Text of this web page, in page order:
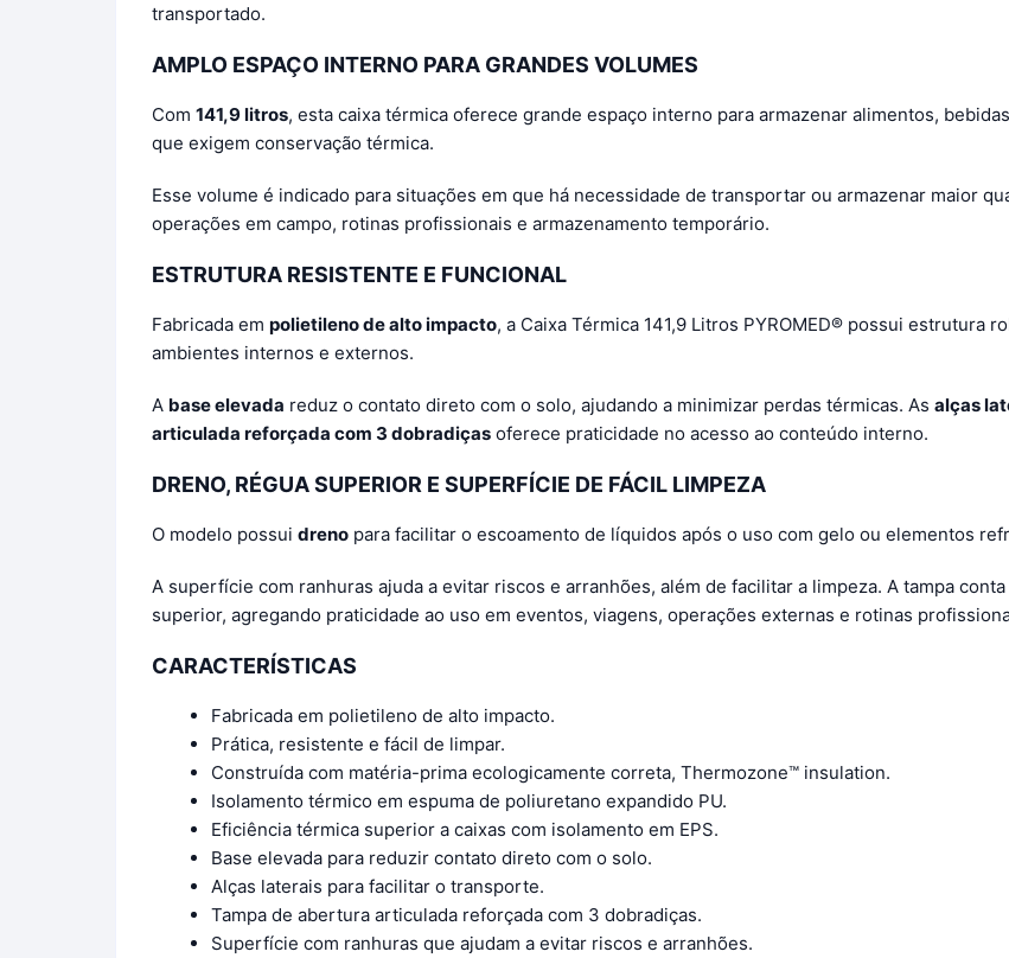
transportado.
AMPLO ESPAÇO INTERNO PARA GRANDES VOLUMES
Com 141,9 litros, esta caixa térmica oferece grande espaço interno para armazenar alimentos,
que exigem conservação térmica.
Esse volume é indicado para situações em que há necessidade de transportar ou armazenar maior
operações em campo, rotinas profissionais e armazenamento temporário.
ESTRUTURA RESISTENTE E FUNCIONAL
Fabricada em polietileno de alto impacto, a Caixa Térmica 141,9 Litros PYROMED® possui estrutura
ambientes internos e externos.
A base elevada reduz o contato direto com o solo, ajudando a minimizar perdas térmicas. As alças
articulada reforçada com 3 dobradiças oferece praticidade no acesso ao conteúdo interno.
DRENO, RÉGUA SUPERIOR E SUPERFÍCIE DE FÁCIL LIMPEZA
O modelo possui dreno para facilitar o escoamento de líquidos após o uso com gelo ou elementos
A superfície com ranhuras ajuda a evitar riscos e arranhões, além de facilitar a limpeza. A tampa conta
superior, agregando praticidade ao uso em eventos, viagens, operações externas e rotinas
CARACTERÍSTICAS
Fabricada em polietileno de alto impacto.
Prática, resistente e fácil de limpar.
Construída com matéria-prima ecologicamente correta, Thermozone™ insulation.
Isolamento térmico em espuma de poliuretano expandido PU.
Eficiência térmica superior a caixas com isolamento em EPS.
Base elevada para reduzir contato direto com o solo.
Alças laterais para facilitar o transporte.
Tampa de abertura articulada reforçada com 3 dobradiças.
Superfície com ranhuras que ajudam a evitar riscos e arranhões.